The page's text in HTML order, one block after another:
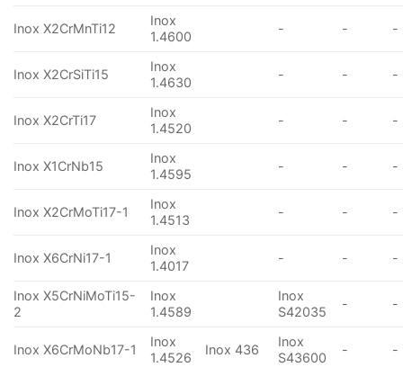
Inox X2CrMnTi12
Inox
1.4600
- - -
Inox X2CrSiTi15
Inox
1.4630
- - -
Inox X2CrTi17
Inox
1.4520
- - -
Inox X1CrNb15
Inox
1.4595
- - -
Inox X2CrMoTi17-1
Inox
1.4513
- - -
Inox X6CrNi17-1
Inox
1.4017
- - -
Inox X5CrNiMoTi15-
2
Inox
1.4589
Inox
S42035
- -
Inox X6CrMoNb17-1
Inox
1.4526
Inox 436
Inox
S43600
- -